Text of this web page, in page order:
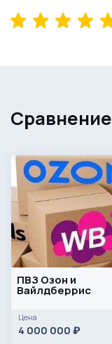
Сравнение
ПВЗ Озон и
Вайлдберрис
Цена
4 000 000 ₽